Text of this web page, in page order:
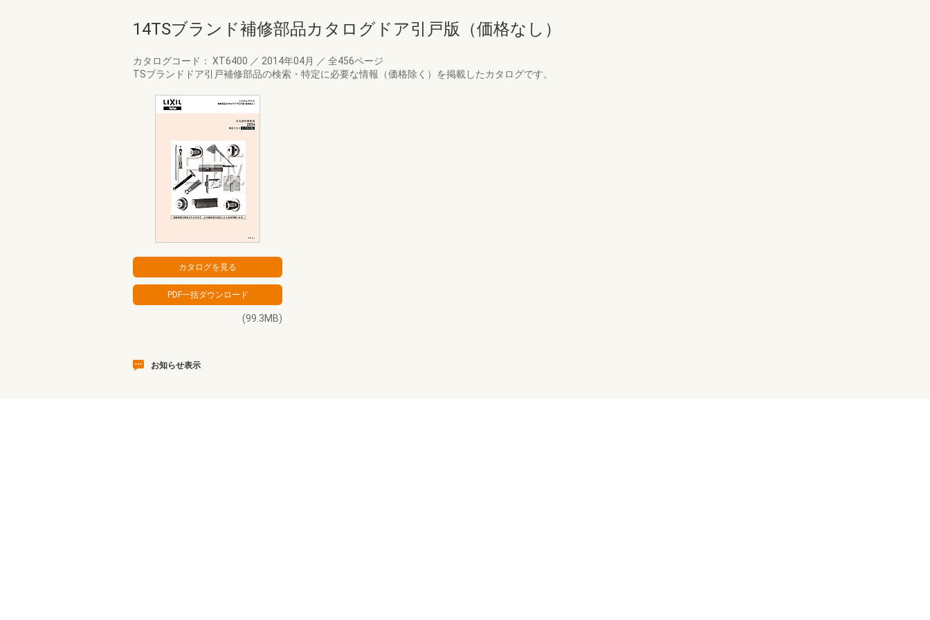
14TSブランド補修部品カタログドア引戸版（価格なし）
カタログコード： XT6400 ／ 2014年04月 ／ 全456ページ
TSブランドドア引戸補修部品の検索・特定に必要な情報（価格除く）を掲載したカタログです。
(99.3MB)
お知らせ表示